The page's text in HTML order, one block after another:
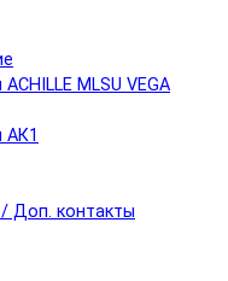
MLSU VEGA
АК1
Доп. контакты